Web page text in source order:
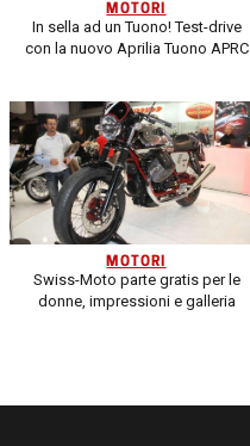
MOTORI
In sella ad un Tuono! Test-drive
con la nuovo Aprilia Tuono APRC
MOTORI
Swiss-Moto parte gratis per le
donne, impressioni e galleria